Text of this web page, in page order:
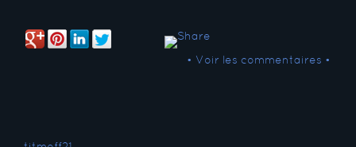
• Voir les commentaires •